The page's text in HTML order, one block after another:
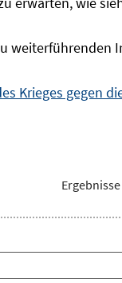
weiterführenden
Krieges gegen